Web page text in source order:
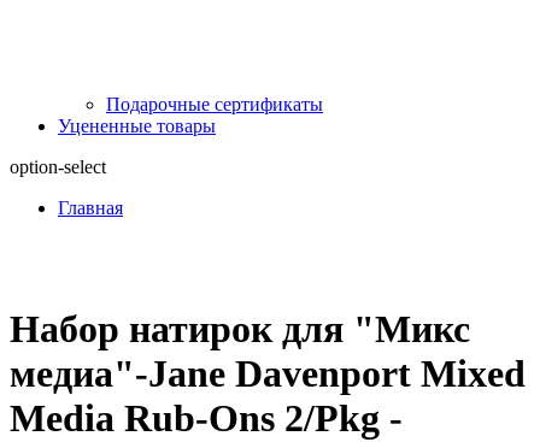
Подарочные сертификаты
Уцененные товары
option-select
Главная
Набор натирок для "Микс
медиа"-Jane Davenport Mixed
Media Rub-Ons 2/Pkg -